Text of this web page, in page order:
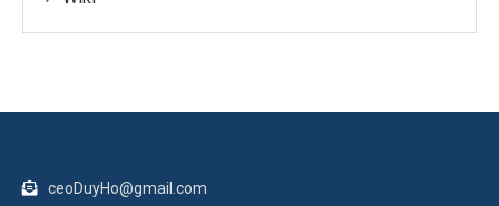
ceoDuyHo@gmail.com